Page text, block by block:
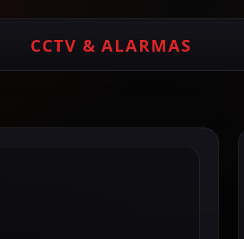
CCTV & ALARMAS